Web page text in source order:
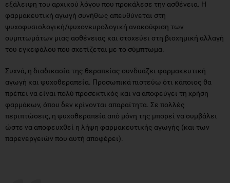
εξάλειψη του αρχικού λόγου που προκάλεσε την ασθένεια. H
φαρμακευτική αγωγή συνήθως απευθύνεται στη
ψυχοφυσιολογική/ψυχονευρολογική ανακούφιση των
συμπτωμάτων μιας ασθένειας και στοχεύει στη βιοχημική αλλαγή
του εγκεφάλου που σχετίζεται με το σύμπτωμα.
Συχνά, η διαδικασία της θεραπείας συνδυάζει φαρμακευτική
αγωγή και ψυχοθεραπεία. Προσωπικά πιστεύω ότι κάποιος θα
πρέπει να είναι πολύ προσεκτικός και να αποφεύγει τη χρήση
φαρμάκων, όπου δεν κρίνονται απαραίτητα. Σε πολλές
περιπτώσεις, η ψυχοθεραπεία από μόνη της μπορεί να συμβάλει
ώστε να αποφευχθεί η λήψη φαρμακευτικής αγωγής (και των
παρενεργειών που αυτή αποφέρει).